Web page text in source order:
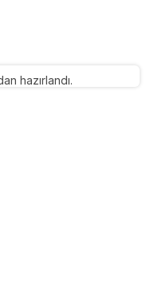
hazırlandı.